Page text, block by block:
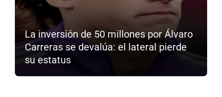
La inversión de 50 millones por Álvaro
Carreras se devalúa: el lateral pierde
su estatus